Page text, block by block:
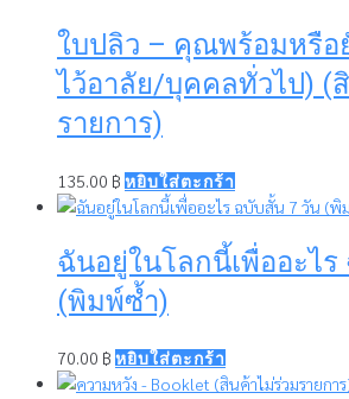
ใบปลิว – คุณพร้อมหรือ
ไว้อาลัย/บุคคลทั่วไป) (
รายการ)
135.00 ฿ หยิบใส่ตะกร้า
ฉันอยู่ในโลกนี้เพื่ออะไ
(พิมพ์ซ้ำ)
70.00 ฿ หยิบใส่ตะกร้า